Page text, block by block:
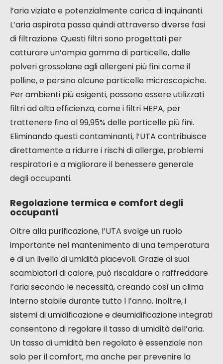
l’aria viziata e potenzialmente carica di inquinanti.
L’aria aspirata passa quindi attraverso diverse fasi
di filtrazione. Questi filtri sono progettati per
catturare un’ampia gamma di particelle, dalle
polveri grossolane agli allergeni più fini come il
polline, e persino alcune particelle microscopiche.
Per ambienti più esigenti, possono essere utilizzati
filtri ad alta efficienza, come i filtri HEPA, per
trattenere fino al 99,95% delle particelle più fini.
Eliminando questi contaminanti, l’UTA contribuisce
direttamente a ridurre i rischi di allergie, problemi
respiratori e a migliorare il benessere generale
degli occupanti.
Regolazione termica e comfort degli
occupanti
Oltre alla purificazione, l’UTA svolge un ruolo
importante nel mantenimento di una temperatura
e di un livello di umidità piacevoli. Grazie ai suoi
scambiatori di calore, può riscaldare o raffreddare
l’aria secondo le necessità, creando così un clima
interno stabile durante tutto l l’anno. Inoltre, i
sistemi di umidificazione e deumidificazione integrati
consentono di regolare il tasso di umidità dell’aria.
Un tasso di umidità ben regolato è essenziale non
solo per il comfort, ma anche per prevenire la